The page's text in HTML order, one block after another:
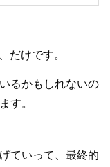
、だけです。
るかもしれないの
す。
ていって、最終的